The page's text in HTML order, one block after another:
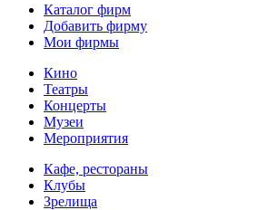
Каталог фирм
Добавить фирму
Мои фирмы
Кино
Театры
Концерты
Музеи
Мероприятия
Кафе, рестораны
Клубы
Зрелища